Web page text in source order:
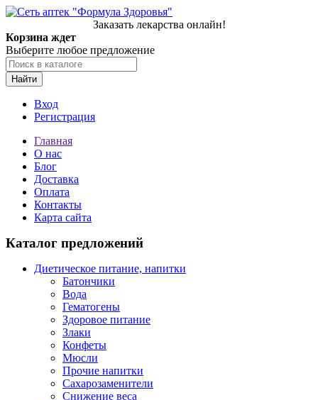
Заказать лекарства онлайн!
Корзина ждет
Выберите любое предложение
Найти
Вход
Регистрация
Главная
О нас
Блог
Доставка
Оплата
Контакты
Карта сайта
Каталог предложений
Диетическое питание, напитки
Батончики
Вода
Гематогены
Здоровое питание
Злаки
Конфеты
Мюсли
Прочие напитки
Сахарозаменители
Снижение веса